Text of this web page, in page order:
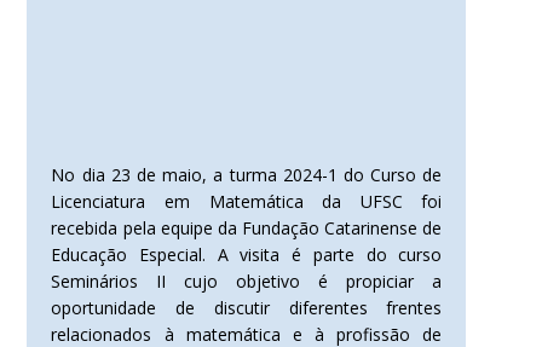
No dia 23 de maio, a turma 2024-1 do Curso de
Licenciatura em Matemática da UFSC foi
recebida pela equipe da Fundação Catarinense de
Educação Especial. A visita é parte do curso
Seminários II cujo objetivo é propiciar a
oportunidade de discutir diferentes frentes
relacionados à matemática e à profissão de